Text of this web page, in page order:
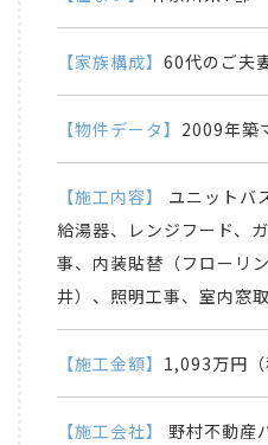
【家族構成】 60代のご夫
【物件データ】 2009年築
【施工内容】
ユニットバ
給湯器、レンジフード、
事、内装貼替（フローリ
井）、照明工事、室内窓
【施工金額】 1,093万円（
【施工会社】 野村不動産